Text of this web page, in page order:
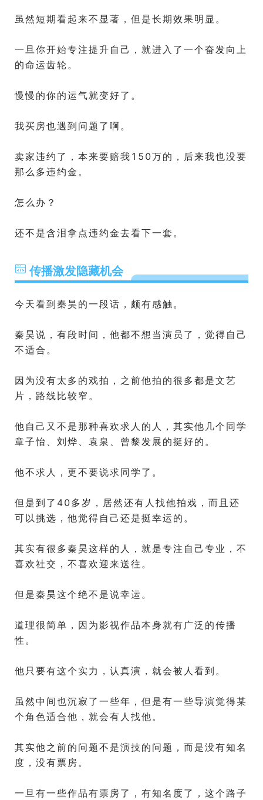
虽然短期看起来不显著，但是长期效果明显。
一旦你开始专注提升自己，就进入了一个奋发向上
的命运齿轮。
慢慢的你的运气就变好了。
我买房也遇到问题了啊。
卖家违约了，本来要赔我150万的，后来我也没要
那么多违约金。
怎么办？
还不是含泪拿点违约金去看下一套。
传播激发隐藏机会
今天看到秦昊的一段话，颇有感触。
秦昊说，有段时间，他都不想当演员了，觉得自己
不适合。
因为没有太多的戏拍，之前他拍的很多都是文艺
片，路线比较窄。
他自己又不是那种喜欢求人的人，其实他几个同学
章子怡、刘烨、袁泉、曾黎发展的挺好的。
他不求人，更不要说求同学了。
但是到了40多岁，居然还有人找他拍戏，而且还
可以挑选，他觉得自己还是挺幸运的。
其实有很多秦昊这样的人，就是专注自己专业，不
喜欢社交，不喜欢迎来送往。
但是秦昊这个绝不是说幸运。
道理很简单，因为影视作品本身就有广泛的传播
性。
他只要有这个实力，认真演，就会被人看到。
虽然中间也沉寂了一些年，但是有一些导演觉得某
个角色适合他，就会有人找他。
其实他之前的问题不是演技的问题，而是没有知名
度，没有票房。
一旦有一些作品有票房了，有知名度了，这个路子